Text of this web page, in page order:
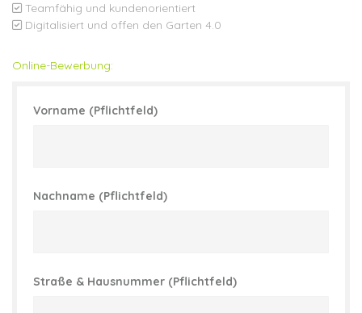
Teamfähig und kundenorientiert
Digitalisiert und offen den Garten 4.0
Online-Bewerbung:
Vorname (Pflichtfeld)
Nachname (Pflichtfeld)
Straße & Hausnummer (Pflichtfeld)